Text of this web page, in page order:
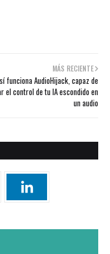
MÁS RECIENTE
funciona AudioHijack, capaz de
el control de tu IA escondido en
un audio